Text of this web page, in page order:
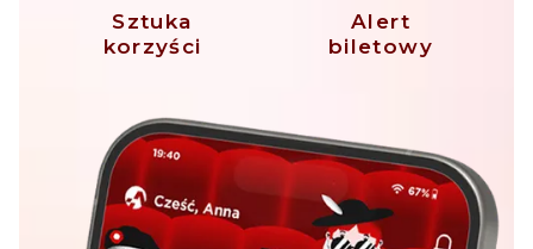
Sztuka
korzyści
Alert
biletowy